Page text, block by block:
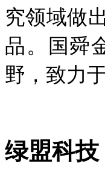
究领域做
品。国舜
野，致力
绿盟科